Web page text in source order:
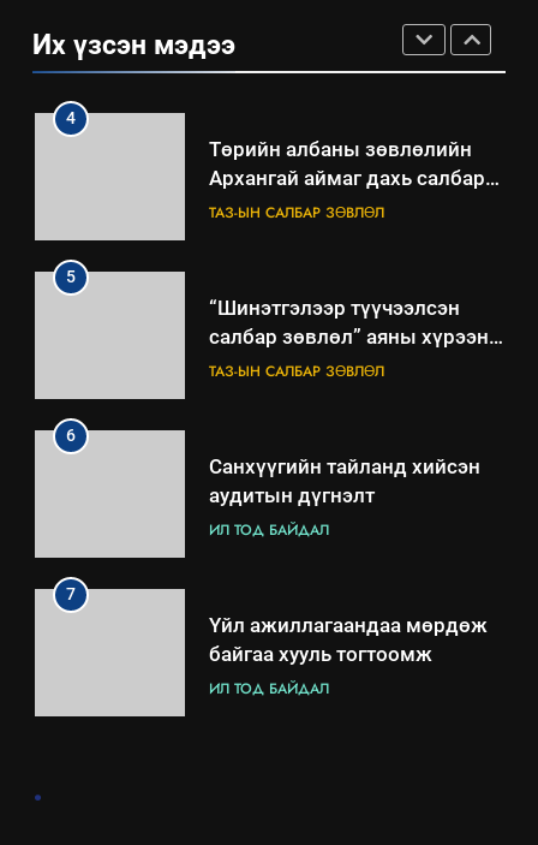
Их үзсэн мэдээ
4
Төрийн албаны зөвлөлийн
Архангай аймаг дахь салбар
зөвлөлийн 2025 оны үйл
ТАЗ-ЫН САЛБАР ЗӨВЛӨЛ
5
“Шинэтгэлээр түүчээлсэн
салбар зөвлөл” аяны хүрээнд
зохион байгуулах арга
ТАЗ-ЫН САЛБАР ЗӨВЛӨЛ
6
Санхүүгийн тайланд хийсэн
аудитын дүгнэлт
ИЛ ТОД БАЙДАЛ
7
Үйл ажиллагаандаа мөрдөж
байгаа хууль тогтоомж
ИЛ ТОД БАЙДАЛ
.